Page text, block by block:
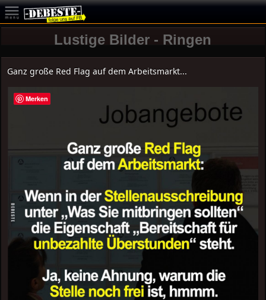
Lustige Bilder - Ringen
Ganz große Red Flag auf dem Arbeitsmarkt...
Merken